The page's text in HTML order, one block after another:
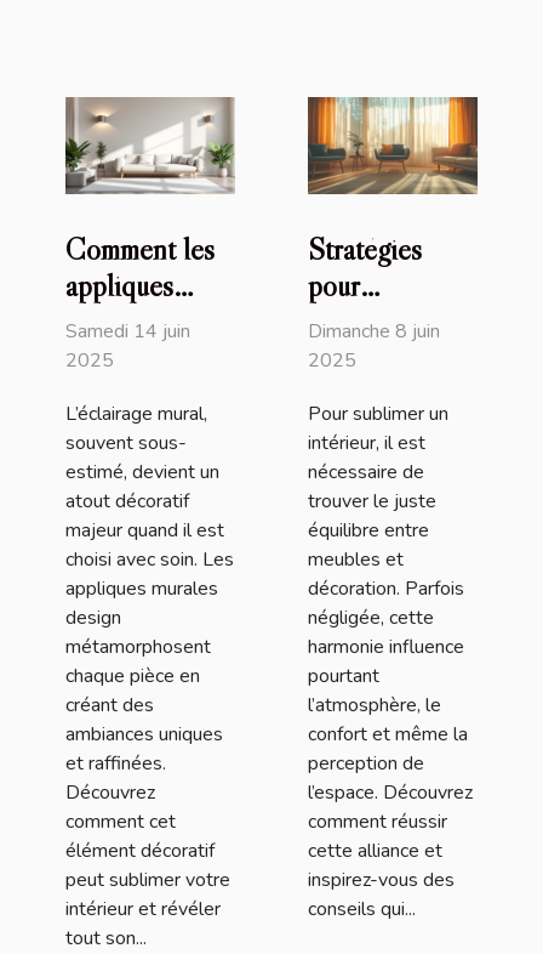
Comment les
appliques
murales design
transforment
votre intérieur
Samedi 14 juin
2025
L’éclairage mural,
souvent sous-
estimé, devient un
atout décoratif
majeur quand il est
choisi avec soin. Les
appliques murales
design
métamorphosent
chaque pièce en
créant des
ambiances uniques
et raffinées.
Découvrez
comment cet
élément décoratif
peut sublimer votre
intérieur et révéler
tout son...
Stratégies
pour
harmoniser
vos meubles
décoration
intérieure
Dimanche 8 juin
2025
Pour sublimer un
intérieur, il est
nécessaire de
trouver le juste
équilibre entre
meubles et
décoration. Parfois
négligée, cette
harmonie influence
pourtant
l’atmosphère, le
confort et même la
perception de
l’espace. Découvrez
comment réussir
cette alliance et
inspirez-vous des
conseils qui...